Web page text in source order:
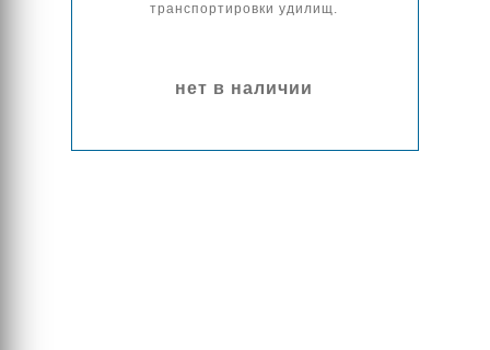
транспортировки удилищ.
нет в наличии